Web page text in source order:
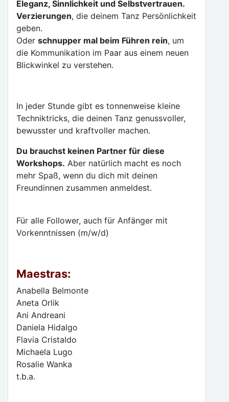
Eleganz, Sinnlichkeit und Selbstvertrauen.
Verzierungen, die deinem Tanz Persönlichkeit
geben.
Oder schnupper mal beim Führen rein, um
die Kommunikation im Paar aus einem neuen
Blickwinkel zu verstehen.
In jeder Stunde gibt es tonnenweise kleine
Techniktricks, die deinen Tanz genussvoller,
bewusster und kraftvoller machen.
Du brauchst keinen Partner für diese
Workshops. Aber natürlich macht es noch
mehr Spaß, wenn du dich mit deinen
Freundinnen zusammen anmeldest.
Für alle Follower, auch für Anfänger mit
Vorkenntnissen (m/w/d)
Maestras:
Anabella Belmonte
Aneta Orlik
Ani Andreani
Daniela Hidalgo
Flavia Cristaldo
Michaela Lugo
Rosalie Wanka
t.b.a.